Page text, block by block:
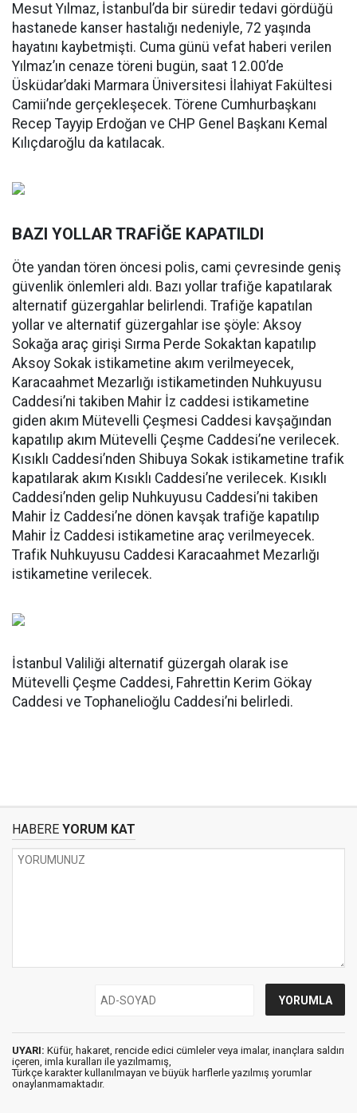
Mesut Yılmaz, İstanbul’da bir süredir tedavi gördüğü
hastanede kanser hastalığı nedeniyle, 72 yaşında
hayatını kaybetmişti. Cuma günü vefat haberi verilen
Yılmaz’ın cenaze töreni bugün, saat 12.00’de
Üsküdar’daki Marmara Üniversitesi İlahiyat Fakültesi
Camii’nde gerçekleşecek. Törene Cumhurbaşkanı
Recep Tayyip Erdoğan ve CHP Genel Başkanı Kemal
Kılıçdaroğlu da katılacak.
BAZI YOLLAR TRAFİĞE KAPATILDI
Öte yandan tören öncesi polis, cami çevresinde geniş
güvenlik önlemleri aldı. Bazı yollar trafiğe kapatılarak
alternatif güzergahlar belirlendi. Trafiğe kapatılan
yollar ve alternatif güzergahlar ise şöyle: Aksoy
Sokağa araç girişi Sırma Perde Sokaktan kapatılıp
Aksoy Sokak istikametine akım verilmeyecek,
Karacaahmet Mezarlığı istikametinden Nuhkuyusu
Caddesi’ni takiben Mahir İz caddesi istikametine
giden akım Mütevelli Çeşmesi Caddesi kavşağından
kapatılıp akım Mütevelli Çeşme Caddesi’ne verilecek.
Kısıklı Caddesi’nden Shibuya Sokak istikametine trafik
kapatılarak akım Kısıklı Caddesi’ne verilecek. Kısıklı
Caddesi’nden gelip Nuhkuyusu Caddesi’ni takiben
Mahir İz Caddesi’ne dönen kavşak trafiğe kapatılıp
Mahir İz Caddesi istikametine araç verilmeyecek.
Trafik Nuhkuyusu Caddesi Karacaahmet Mezarlığı
istikametine verilecek.
İstanbul Valiliği alternatif güzergah olarak ise
Mütevelli Çeşme Caddesi, Fahrettin Kerim Gökay
Caddesi ve Tophanelioğlu Caddesi’ni belirledi.
HABERE YORUM KAT
UYARI: Küfür, hakaret, rencide edici cümleler veya imalar, inançlara saldırı
içeren, imla kuralları ile yazılmamış,
Türkçe karakter kullanılmayan ve büyük harflerle yazılmış yorumlar
onaylanmamaktadır.